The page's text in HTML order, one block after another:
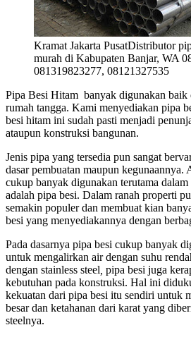
Kramat Jakarta PusatDistributor
murah di Kabupaten Banjar, WA
081319823277, 08121327535
Pipa Besi Hitam banyak digunakan baik
rumah tangga. Kami menyediakan pipa
besi hitam ini sudah pasti menjadi
ataupun konstruksi bangunan.
Jenis pipa yang tersedia pun sangat
dasar pembuatan maupun kegunaannya.
cukup banyak digunakan terutama
adalah pipa besi. Dalam ranah properti
semakin populer dan membuat kian
besi yang menyediakannya dengan
Pada dasarnya pipa besi cukup banyak
untuk mengalirkan air dengan suhu
dengan stainless steel pipa besi juga
kebutuhan pada konstruksi. Hal ini
kekuatan dari pipa besi itu sendiri untuk
besar dan ketahanan dari karat yang
steelnya.